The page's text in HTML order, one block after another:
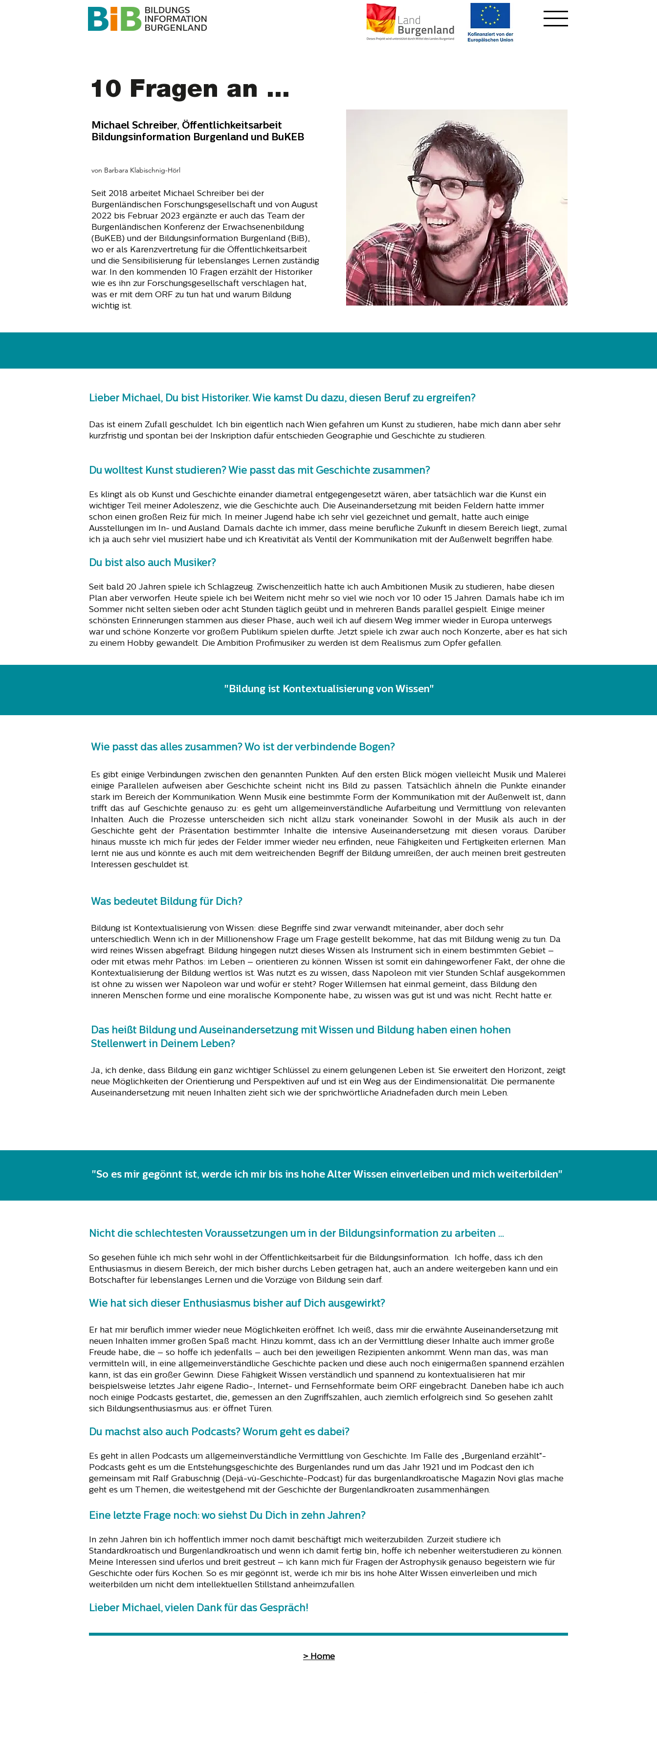
10 Fragen an ...
Seit 2018 arbeitet Michael Schreiber bei der
Burgenländischen Forschungsgesellschaft und von August
2022 bis Februar 2023 ergänzte er auch das Team der
Burgenländischen Konferenz der Erwachsenenbildung
(BuKEB) und der Bildungsinformation Burgenland (BiB),
wo er als Karenzvertretung für die Öffentlichkeitsarbeit
und die Sensibilisierung für lebenslanges Lernen zuständig
war. In den kommenden 10 Fragen erzählt der Historiker
wie es ihn zur Forschungsgesellschaft verschlagen hat,
was er mit dem ORF zu tun hat und warum Bildung
wichtig ist.
von Barbara Klabischnig-Hörl
Michael Schreiber, Öffentlichkeitsarbeit
Bildungsinformation Burgenland und BuKEB
Lieber Michael, Du bist Historiker. Wie kamst Du dazu, diesen Beruf zu ergreifen?
Das ist einem Zufall geschuldet. Ich bin eigentlich nach Wien gefahren um Kunst zu studieren, habe mich dann aber sehr
kurzfristig und spontan bei der Inskription dafür entschieden Geographie und Geschichte zu studieren.
Du wolltest Kunst studieren? Wie passt das mit Geschichte zusammen?
Es klingt als ob Kunst und Geschichte einander diametral entgegengesetzt wären, aber tatsächlich war die Kunst ein
wichtiger Teil meiner Adoleszenz, wie die Geschichte auch. Die Auseinandersetzung mit beiden Feldern hatte immer
schon einen großen Reiz für mich. In meiner Jugend habe ich sehr viel gezeichnet und gemalt, hatte auch einige
Ausstellungen im In- und Ausland. Damals dachte ich immer, dass meine berufliche Zukunft in diesem Bereich liegt, zumal
ich ja auch sehr viel musiziert habe und ich Kreativität als Ventil der Kommunikation mit der Außenwelt begriffen habe.
Du bist also auch Musiker?
Seit bald 20 Jahren spiele ich Schlagzeug. Zwischenzeitlich hatte ich auch Ambitionen Musik zu studieren, habe diesen
Plan aber verworfen. Heute spiele ich bei Weitem nicht mehr so viel wie noch vor 10 oder 15 Jahren. Damals habe ich im
Sommer nicht selten sieben oder acht Stunden täglich geübt und in mehreren Bands parallel gespielt. Einige meiner
schönsten Erinnerungen stammen aus dieser Phase, auch weil ich auf diesem Weg immer wieder in Europa unterwegs
war und schöne Konzerte vor großem Publikum spielen durfte. Jetzt spiele ich zwar auch noch Konzerte, aber es hat sich
zu einem Hobby gewandelt. Die Ambition Profimusiker zu werden ist dem Realismus zum Opfer gefallen.
"Bildung ist Kontextualisierung von Wissen"
Wie passt das alles zusammen? Wo ist der verbindende Bogen?
Es gibt einige Verbindungen zwischen den genannten Punkten. Auf den ersten Blick mögen vielleicht Musik und Malerei
einige Parallelen aufweisen aber Geschichte scheint nicht ins Bild zu passen. Tatsächlich ähneln die Punkte einander
stark im Bereich der Kommunikation. Wenn Musik eine bestimmte Form der Kommunikation mit der Außenwelt ist, dann
trifft das auf Geschichte genauso zu: es geht um allgemeinverständliche Aufarbeitung und Vermittlung von relevanten
Inhalten. Auch die Prozesse unterscheiden sich nicht allzu stark voneinander. Sowohl in der Musik als auch in der
Geschichte geht der Präsentation bestimmter Inhalte die intensive Auseinandersetzung mit diesen voraus. Darüber
hinaus musste ich mich für jedes der Felder immer wieder neu erfinden, neue Fähigkeiten und Fertigkeiten erlernen. Man
lernt nie aus und könnte es auch mit dem weitreichenden Begriff der Bildung umreißen, der auch meinen breit gestreuten
Interessen geschuldet ist.
Was bedeutet Bildung für Dich?
Bildung ist Kontextualisierung von Wissen: diese Begriffe sind zwar verwandt miteinander, aber doch sehr
unterschiedlich. Wenn ich in der Millionenshow Frage um Frage gestellt bekomme, hat das mit Bildung wenig zu tun. Da
wird reines Wissen abgefragt. Bildung hingegen nutzt dieses Wissen als Instrument sich in einem bestimmten Gebiet –
oder mit etwas mehr Pathos: im Leben – orientieren zu können. Wissen ist somit ein dahingeworfener Fakt, der ohne die
Kontextualisierung der Bildung wertlos ist. Was nutzt es zu wissen, dass Napoleon mit vier Stunden Schlaf ausgekommen
ist ohne zu wissen wer Napoleon war und wofür er steht? Roger Willemsen hat einmal gemeint, dass Bildung den
inneren Menschen forme und eine moralische Komponente habe, zu wissen was gut ist und was nicht. Recht hatte er.
Das heißt Bildung und Auseinandersetzung mit Wissen und Bildung haben einen hohen
Stellenwert in Deinem Leben?
Ja, ich denke, dass Bildung ein ganz wichtiger Schlüssel zu einem gelungenen Leben ist. Sie erweitert den Horizont, zeigt
neue Möglichkeiten der Orientierung und Perspektiven auf und ist ein Weg aus der Eindimensionalität. Die permanente
Auseinandersetzung mit neuen Inhalten zieht sich wie der sprichwörtliche Ariadnefaden durch mein Leben.
"So es mir gegönnt ist, werde ich mir bis ins hohe Alter Wissen einverleiben und mich weiterbilden"
Nicht die schlechtesten Voraussetzungen um in der Bildungsinformation zu arbeiten ...
So gesehen fühle ich mich sehr wohl in der Öffentlichkeitsarbeit für die Bildungsinformation. Ich hoffe, dass ich den
Enthusiasmus in diesem Bereich, der mich bisher durchs Leben getragen hat, auch an andere weitergeben kann und ein
Botschafter für lebenslanges Lernen und die Vorzüge von Bildung sein darf.
Wie hat sich dieser Enthusiasmus bisher auf Dich ausgewirkt?
Er hat mir beruflich immer wieder neue Möglichkeiten eröffnet. Ich weiß, dass mir die erwähnte Auseinandersetzung mit
neuen Inhalten immer großen Spaß macht. Hinzu kommt, dass ich an der Vermittlung dieser Inhalte auch immer große
Freude habe, die – so hoffe ich jedenfalls – auch bei den jeweiligen Rezipienten ankommt. Wenn man das, was man
vermitteln will, in eine allgemeinverständliche Geschichte packen und diese auch noch einigermaßen spannend erzählen
kann, ist das ein großer Gewinn. Diese Fähigkeit Wissen verständlich und spannend zu kontextualisieren hat mir
beispielsweise letztes Jahr eigene Radio-, Internet- und Fernsehformate beim ORF eingebracht. Daneben habe ich auch
noch einige Podcasts gestartet, die, gemessen an den Zugriffszahlen, auch ziemlich erfolgreich sind. So gesehen zahlt
sich Bildungsenthusiasmus aus: er öffnet Türen.
Du machst also auch Podcasts? Worum geht es dabei?
Es geht in allen Podcasts um allgemeinverständliche Vermittlung von Geschichte. Im Falle des „Burgenland erzählt“-
Podcasts geht es um die Entstehungsgeschichte des Burgenlandes rund um das Jahr 1921 und im Podcast den ich
gemeinsam mit Ralf Grabuschnig (Dejá-vù-Geschichte-Podcast) für das burgenlandkroatische Magazin Novi glas mache
geht es um Themen, die weitestgehend mit der Geschichte der Burgenlandkroaten zusammenhängen.
Eine letzte Frage noch: wo siehst Du Dich in zehn Jahren?
In zehn Jahren bin ich hoffentlich immer noch damit beschäftigt mich weiterzubilden. Zurzeit studiere ich
Standardkroatisch und Burgenlandkroatisch und wenn ich damit fertig bin, hoffe ich nebenher weiterstudieren zu können.
Meine Interessen sind uferlos und breit gestreut – ich kann mich für Fragen der Astrophysik genauso begeistern wie für
Geschichte oder fürs Kochen. So es mir gegönnt ist, werde ich mir bis ins hohe Alter Wissen einverleiben und mich
weiterbilden um nicht dem intellektuellen Stillstand anheimzufallen.
Lieber Michael, vielen Dank für das Gespräch!
> Home